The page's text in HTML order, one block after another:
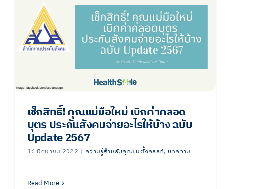
เช็กสิทธิ์! คุณแม่มือใหม่ เบิกค่าคลอด
บุตร ประกันสังคมจ่ายอะไรให้บ้าง ฉบับ
Update 2567
16 มิถุนายน 2022 | ความรู้สำหรับคุณแม่ตั้งครรภ์, บทความ
Read More